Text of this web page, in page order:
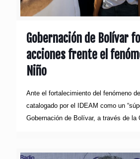
Gobernación de Bolívar
acciones frente el
Niño
Ante el fortalecimiento del fenómeno
catalogado por el IDEAM como un
Gobernación de Bolívar, a través de la